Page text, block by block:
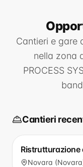
Cantieri e gare
nella zona
PROCESS
Cantieri
Novara